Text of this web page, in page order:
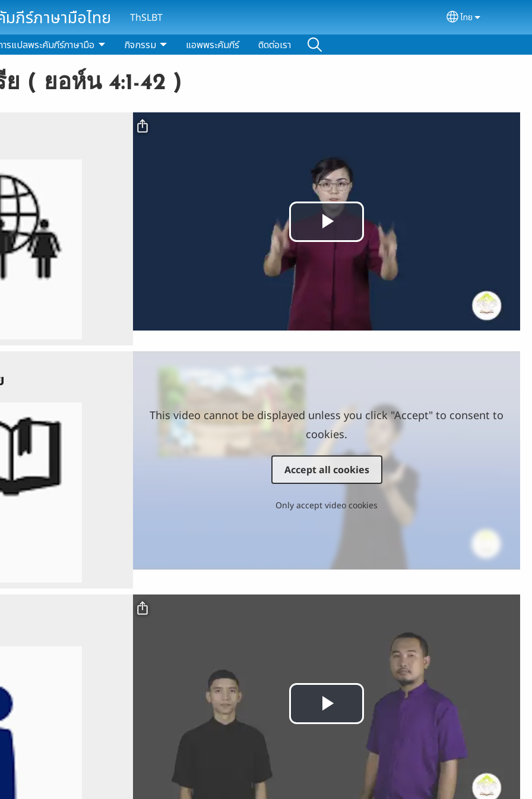
ภีร์ภาษามือไทย ThSLBT Select your
ไทย
ารแปลพระคัมภีร์ภาษามือ กิจกรรม แอพพระคัมภีร์ ติดต่อเรา
( ยอห์น 4:1-42 )
Video file
Play
Video
This video cannot be displayed unless you click "Accept" to consent to
cookies.
Accept all cookies
Only accept video cookies
Video file
Play
Video